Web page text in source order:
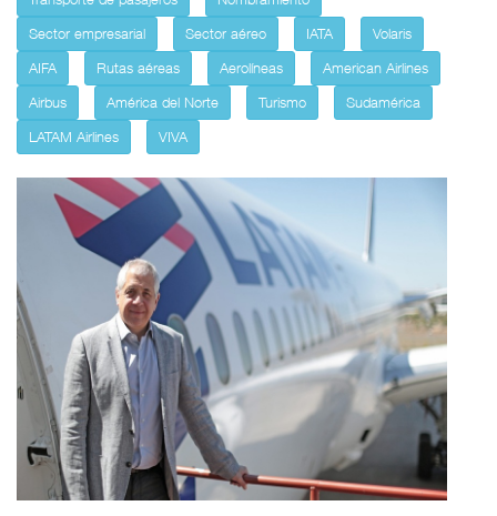
Sector empresarial
Sector aéreo IATA
Volaris
AIFA
Rutas aéreas Aerolíneas
American Airlines
Airbus
América del Norte Turismo
Sudamérica
LATAM Airlines
VIVA